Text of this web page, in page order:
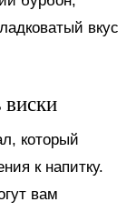
вкус
виски
который
к напитку.
вам